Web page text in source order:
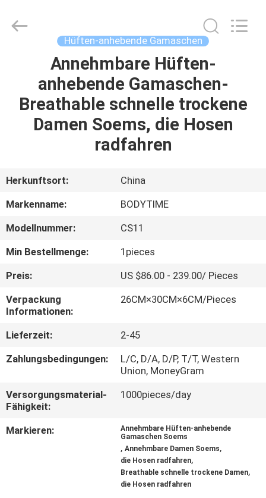
PRODUKTE
FABRIK-
QUALITÄTSKONTROLLE
TRETEN
SIE
MIT
UNS
VERBINDUNG
NACHRICHTEN
Technology
Hüften-anhebende Gamaschen
Annehmbare Hüften-
anhebende Gamaschen-
Breathable schnelle trockene
Damen Soems, die Hosen
radfahren
Herkunftsort:
China
Markenname:
BODYTIME
Modellnummer:
CS11
Min Bestellmenge:
1pieces
Preis:
US $86.00 - 239.00/ Pieces
Verpackung
Informationen:
26CM×30CM×6CM/Pieces
Lieferzeit:
2-45
Zahlungsbedingungen:
L/C, D/A, D/P, T/T, Western
Union, MoneyGram
Versorgungsmaterial-
Fähigkeit:
1000pieces/day
Markieren:
Annehmbare Hüften-anhebende
Gamaschen Soems
,Annehmbare Damen Soems,
die Hosen radfahren,
Breathable schnelle trockene Damen,
die Hosen radfahren